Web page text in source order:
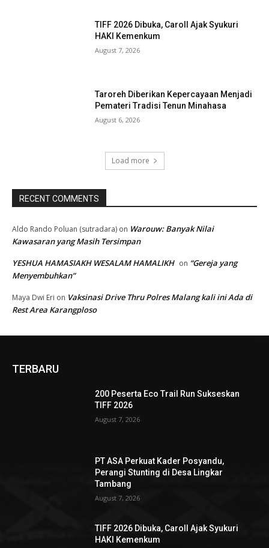
TIFF 2026 Dibuka, Caroll Ajak Syukuri
HAKI Kemenkum
August 7, 2026
Taroreh Diberikan Kepercayaan Menjadi
Pemateri Tradisi Tenun Minahasa
August 6, 2026
Load more
RECENT COMMENTS
Aldo Rando Poluan (sutradara) on Warouw: Banyak Nilai
Kawasaran yang Masih Tersimpan
YESHUA HAMASIAKH WESALAM HAMALIKH on “Gereja yang
Menyembuhkan”
Maya Dwi Eri on Vaksinasi Drive Thru Polres Malang kali ini Ada di
Rest Area Karangploso
TERBARU
200 Peserta Eco Trail Run Sukseskan
TIFF 2026
August 7, 2026
PT ASA Perkuat Kader Posyandu,
Perangi Stunting di Desa Lingkar
Tambang
August 7, 2026
TIFF 2026 Dibuka, Caroll Ajak Syukuri
HAKI Kemenkum